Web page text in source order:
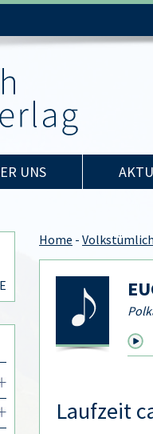
UNS
Home -
Laufzeit